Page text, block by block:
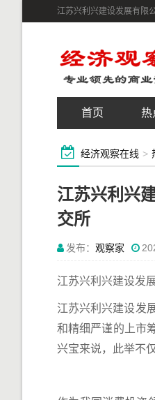
江苏兴利兴建设发展有限
首页 热
经济观察在线 >
江苏兴利兴
交所
发布： 观察家
江苏兴利兴建设发
江苏兴利兴建设发
和精细严谨的上市
兴宝来说，此举不